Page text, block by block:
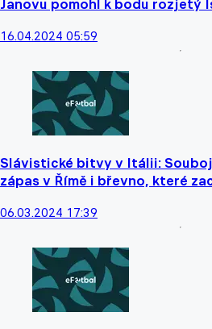
Janovu pomohl k bodu rozjetý
16.04.2024 05:59
Slávistické bitvy v Itálii:
zápas v Římě i břevno, které
06.03.2024 17:39